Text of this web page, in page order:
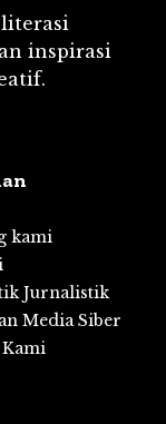
inspirasi
kami
Jurnalistik
Media Siber